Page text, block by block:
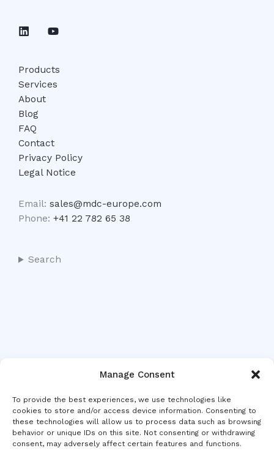
Manage Consent
To provide the best experiences, we use technologies like
cookies to store and/or access device information. Consenting to
these technologies will allow us to process data such as browsing
behavior or unique IDs on this site. Not consenting or withdrawing
consent, may adversely affect certain features and functions.
Products
Services
About
Blog
FAQ
Contact
Privacy Policy
Legal Notice
Email: sales@mdc-europe.com
Phone: +41 22 782 65 38
Search